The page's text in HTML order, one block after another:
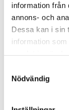
information från
annons- och
Dessa kan i sin
information
Nödvändig